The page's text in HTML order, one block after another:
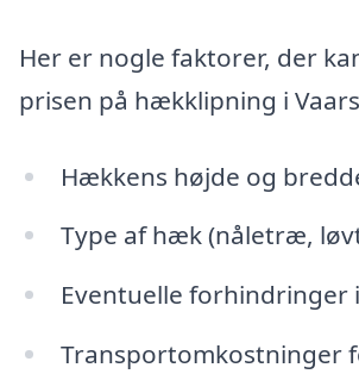
Her er nogle faktorer, der
prisen på hækklipning i
Hækkens højde og
Type af hæk (nåletræ,
Eventuelle forhindringer
Transportomkostninger